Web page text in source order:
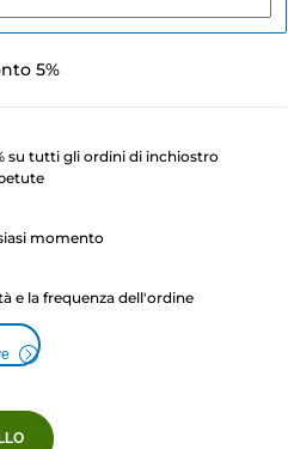
5%
su tutti gli ordini di inchiostro
momento
e la frequenza dell'ordine